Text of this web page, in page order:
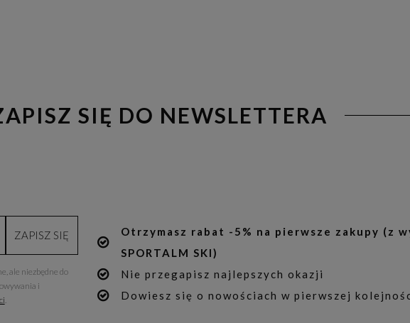
SIĘ DO NEWSLETTERA
Otrzymasz rabat -5% na pierwsze zakupy (z
SPORTALM SKI)
Nie przegapisz najlepszych okazji
Dowiesz się o nowościach w pierwszej
ZAPISZ SIĘ
ale niezbędne do
i
.